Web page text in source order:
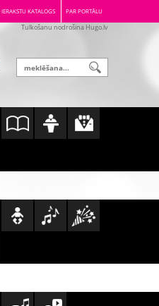
KATALOGS PAR PORTĀLU
Tulkošanu nodrošina Hugo.lv